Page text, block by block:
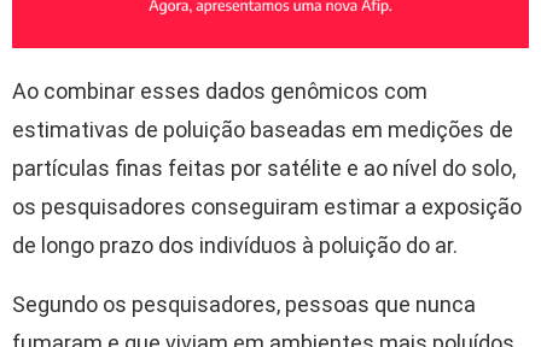
Ao combinar esses dados genômicos com
estimativas de poluição baseadas em medições de
partículas finas feitas por satélite e ao nível do solo,
os pesquisadores conseguiram estimar a exposição
de longo prazo dos indivíduos à poluição do ar.
Segundo os pesquisadores, pessoas que nunca